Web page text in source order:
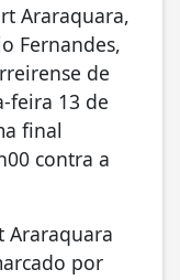
Araraquara,
Fernandes,
de
feira 13 de
final
contra a
Araraquara
por